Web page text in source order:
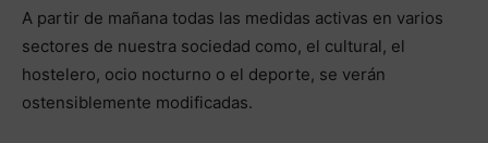
A partir de mañana todas las medidas activas en varios
sectores de nuestra sociedad como, el cultural, el
hostelero, ocio nocturno o el deporte, se verán
ostensiblemente modificadas.